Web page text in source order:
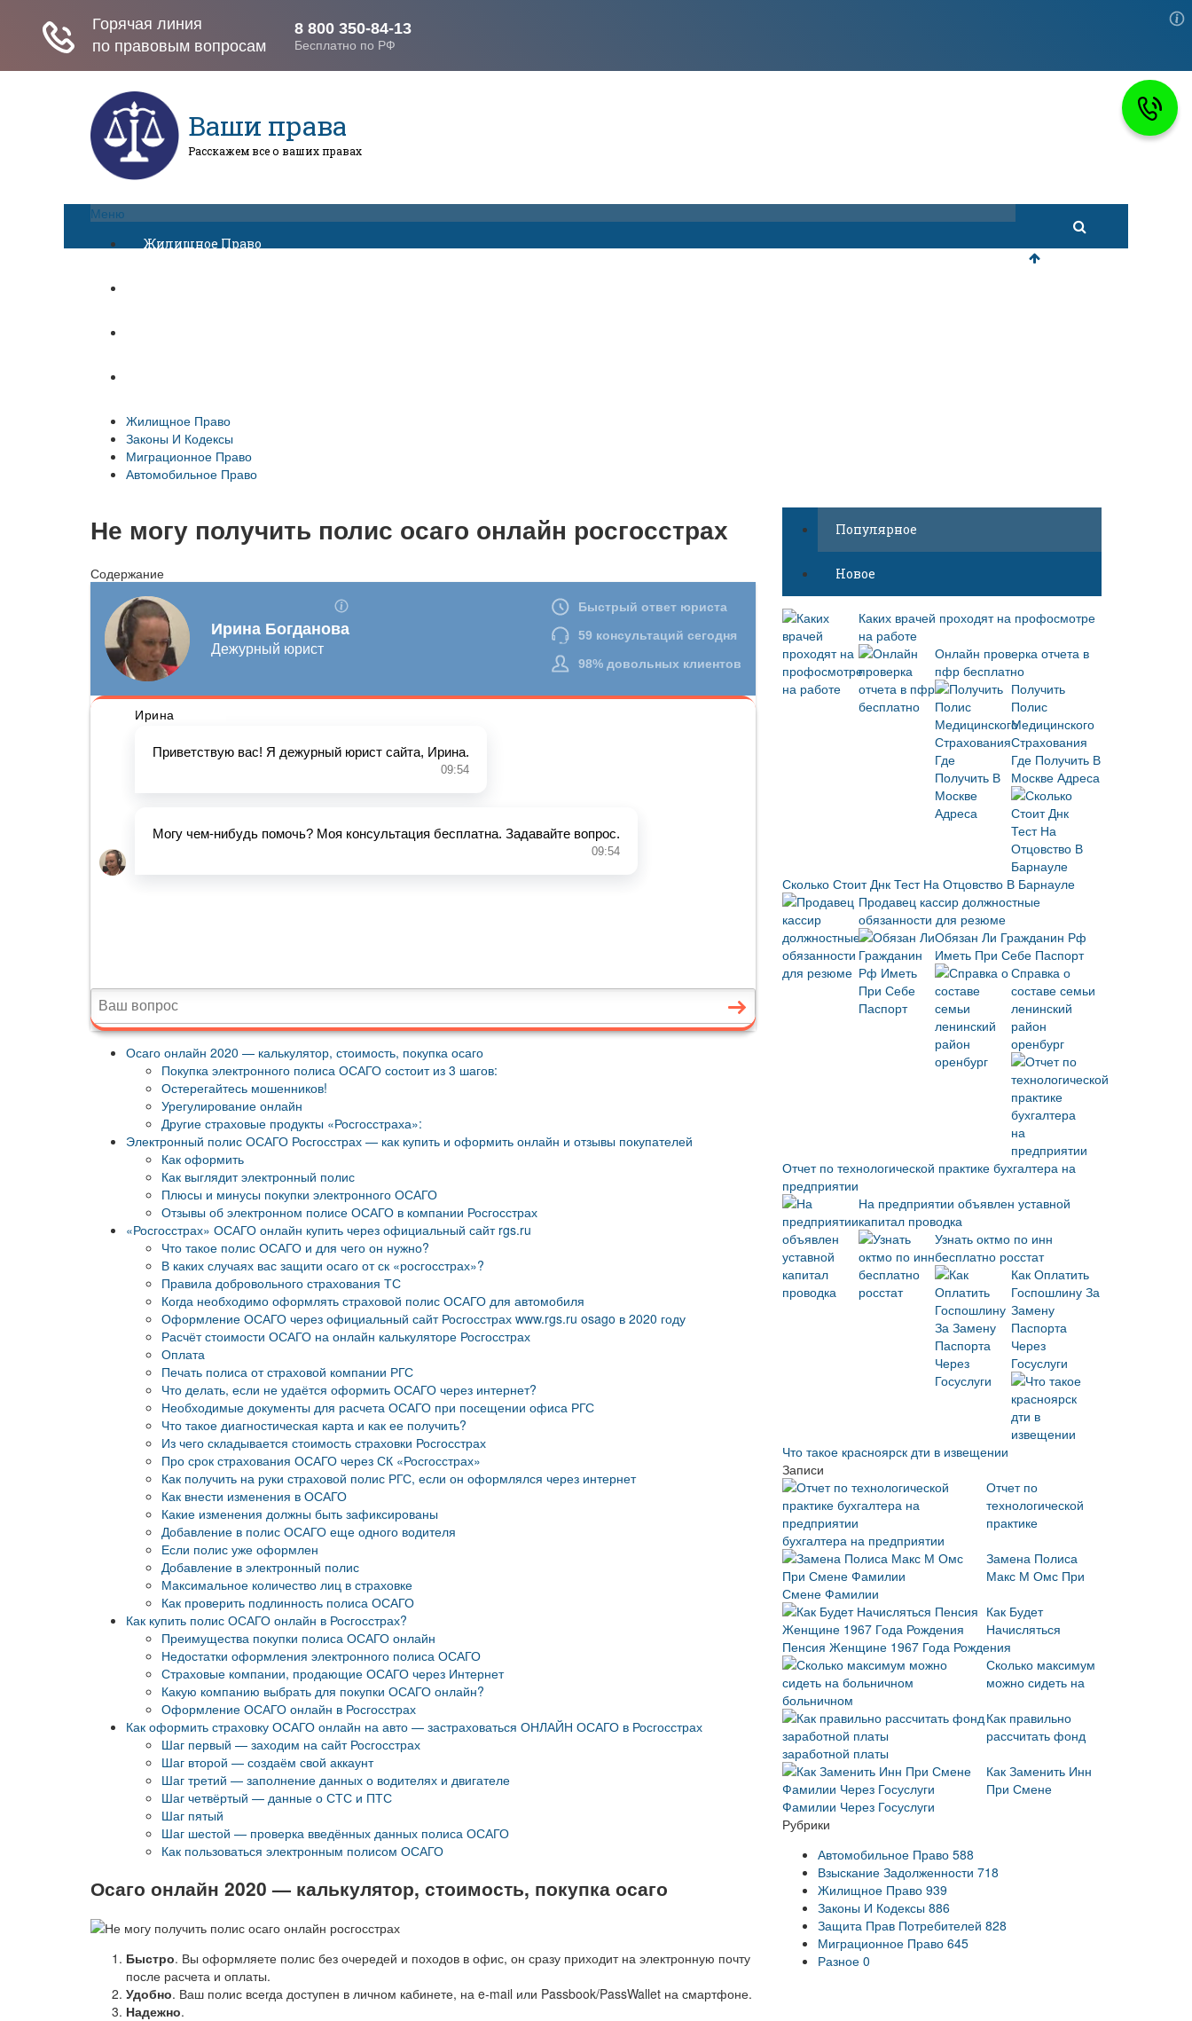
Ваши права
Расскажем все о ваших правах
Меню
Жилищное Право
Жилищное Право
Законы И Кодексы
Миграционное Право
Автомобильное Право
Не могу получить полис осаго онлайн росгосстрах
Содержание
Осаго онлайн 2020 — калькулятор, стоимость, покупка осаго
Покупка электронного полиса ОСАГО состоит из 3 шагов:
Остерегайтесь мошенников!
Урегулирование онлайн
Другие страховые продукты «Росгосстраха»:
Электронный полис ОСАГО Росгосстрах — как купить и оформить онлайн и отзывы покупателей
Как оформить
Как выглядит электронный полис
Плюсы и минусы покупки электронного ОСАГО
Отзывы об электронном полисе ОСАГО в компании Росгосстрах
«Росгосстрах» ОСАГО онлайн купить через официальный сайт rgs.ru
Что такое полис ОСАГО и для чего он нужно?
В каких случаях вас защити осаго от ск «росгосстрах»?
Правила добровольного страхования ТС
Когда необходимо оформлять страховой полис ОСАГО для автомобиля
Оформление ОСАГО через официальный сайт Росгосстрах www.rgs.ru osago в 2020 году
Расчёт стоимости ОСАГО на онлайн калькуляторе Росгосстрах
Оплата
Печать полиса от страховой компании РГС
Что делать, если не удаётся оформить ОСАГО через интернет?
Необходимые документы для расчета ОСАГО при посещении офиса РГС
Что такое диагностическая карта и как ее получить?
Из чего складывается стоимость страховки Росгосстрах
Про срок страхования ОСАГО через СК «Росгосстрах»
Как получить на руки страховой полис РГС, если он оформлялся через интернет
Как внести изменения в ОСАГО
Какие изменения должны быть зафиксированы
Добавление в полис ОСАГО еще одного водителя
Если полис уже оформлен
Добавление в электронный полис
Максимальное количество лиц в страховке
Как проверить подлинность полиса ОСАГО
Как купить полис ОСАГО онлайн в Росгосстрах?
Преимущества покупки полиса ОСАГО онлайн
Недостатки оформления электронного полиса ОСАГО
Страховые компании, продающие ОСАГО через Интернет
Какую компанию выбрать для покупки ОСАГО онлайн?
Оформление ОСАГО онлайн в Росгосстрах
Как оформить страховку ОСАГО онлайн на авто — застраховаться ОНЛАЙН ОСАГО в Росгосстрах
Шаг первый — заходим на сайт Росгосстрах
Шаг второй — создаём свой аккаунт
Шаг третий — заполнение данных о водителях и двигателе
Шаг четвёртый — данные о СТС и ПТС
Шаг пятый
Шаг шестой — проверка введённых данных полиса ОСАГО
Как пользоваться электронным полисом ОСАГО
Осаго онлайн 2020 — калькулятор, стоимость, покупка осаго
Быстро. Вы оформляете полис без очередей и походов в офис, он сразу приходит на электронную почту
после расчета и оплаты.
Удобно. Ваш полис всегда доступен в личном кабинете, на e-mail или Passbook/PassWallet на смартфоне.
Надежно.
Популярное
Новое
Каких врачей проходят на профосмотре
на работе
Онлайн проверка отчета в
пфр бесплатно
Получить
Полис
Медицинского
Страхования
Где Получить В
Москве Адреса
Сколько Стоит Днк Тест На Отцовство В Барнауле
Продавец кассир должностные
обязанности для резюме
Обязан Ли Гражданин Рф
Иметь При Себе Паспорт
Справка о
составе семьи
ленинский
район
оренбург
Отчет по технологической практике бухгалтера на
предприятии
На предприятии объявлен уставной
капитал проводка
Узнать октмо по инн
бесплатно росстат
Как Оплатить
Госпошлину За
Замену
Паспорта
Через
Госуслуги
Что такое красноярск дти в извещении
Записи
Отчет по
технологической
практике
бухгалтера на предприятии
Замена Полиса
Макс М Омс При
Смене Фамилии
Как Будет
Начисляться
Пенсия Женщине 1967 Года Рождения
Сколько максимум
можно сидеть на
больничном
Как правильно
рассчитать фонд
заработной платы
Как Заменить Инн
При Смене
Фамилии Через Госуслуги
Рубрики
Автомобильное Право 588
Взыскание Задолженности 718
Жилищное Право 939
Законы И Кодексы 886
Защита Прав Потребителей 828
Миграционное Право 645
Разное 0